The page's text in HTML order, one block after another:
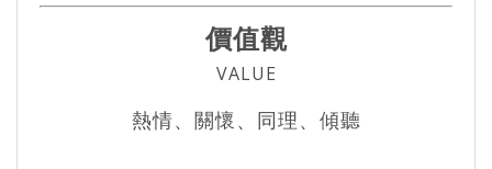
價值觀
VALUE
熱情、關懷、同理、傾聽